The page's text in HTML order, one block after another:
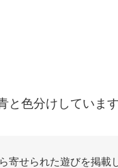
と色分けしています
寄せられた遊びを掲載